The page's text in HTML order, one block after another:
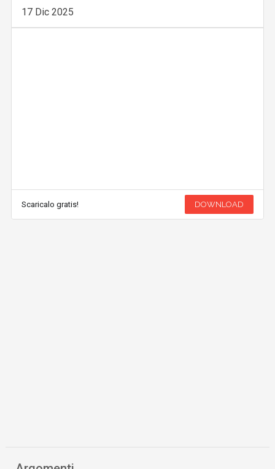
17 Dic 2025
Scaricalo gratis! DOWNLOAD